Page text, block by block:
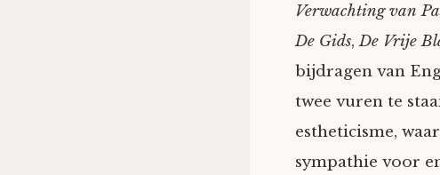
Verwach­ting van
De Gids,De Vrije
bijdragen van
twee vuren te
estheticis­me,
sympathie voor